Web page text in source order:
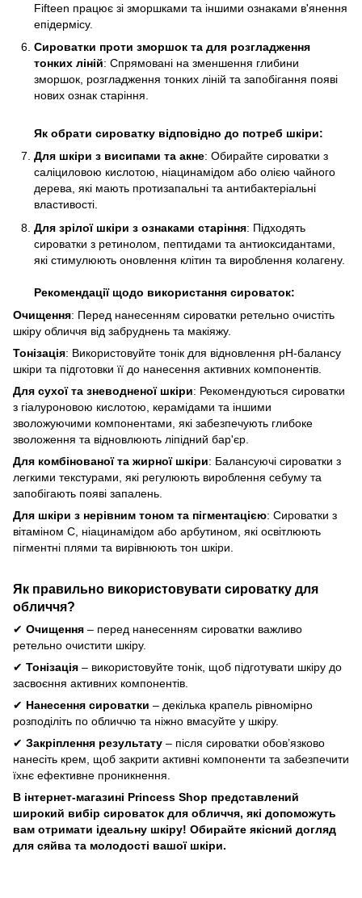
Fifteen працює зі зморшками та іншими ознаками в'янення
епідермісу.
​Сироватки проти зморшок та для розгладження
тонких ліній: Спрямовані на зменшення глибини
зморшок, розгладження тонких ліній та запобігання появі
нових ознак старіння.
Як обрати сироватку відповідно до потреб шкіри:
​Для шкіри з висипами та акне: Обирайте сироватки з
саліциловою кислотою, ніацинамідом або олією чайного
дерева, які мають протизапальні та антибактеріальні
властивості.​
​Для зрілої шкіри з ознаками старіння: Підходять
сироватки з ретинолом, пептидами та антиоксидантами,
які стимулюють оновлення клітин та вироблення колагену.
Рекомендації щодо використання сироваток:
​Очищення: Перед нанесенням сироватки ретельно очистіть
шкіру обличчя від забруднень та макіяжу.​
​Тонізація: Використовуйте тонік для відновлення pH-балансу
шкіри та підготовки її до нанесення активних компонентів.
​Для сухої та зневодненої шкіри: Рекомендуються сироватки
з гіалуроновою кислотою, керамідами та іншими
зволожуючими компонентами, які забезпечують глибоке
зволоження та відновлюють ліпідний бар'єр.
​Для комбінованої та жирної шкіри: Балансуючі сироватки з
легкими текстурами, які регулюють вироблення себуму та
запобігають появі запалень.​
​Для шкіри з нерівним тоном та пігментацією: Сироватки з
вітаміном С, ніацинамідом або арбутином, які освітлюють
пігментні плями та вирівнюють тон шкіри.
Як правильно використовувати сироватку для
обличчя?
✔ Очищення – перед нанесенням сироватки важливо
ретельно очистити шкіру.
✔ Тонізація – використовуйте тонік, щоб підготувати шкіру до
засвоєння активних компонентів.
✔ Нанесення сироватки – декілька крапель рівномірно
розподіліть по обличчю та ніжно вмасуйте у шкіру.
✔ Закріплення результату – після сироватки обов’язково
нанесіть крем, щоб закрити активні компоненти та забезпечити
їхнє ефективне проникнення.
В інтернет-магазині Princess Shop представлений
широкий вибір сироваток для обличчя, які допоможуть
вам отримати ідеальну шкіру! Обирайте якісний догляд
для сяйва та молодості вашої шкіри.